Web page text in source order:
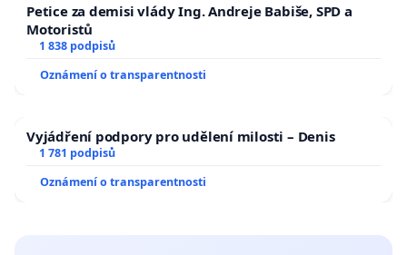
Petice za demisi vlády Ing. Andreje Babiše, SPD a
Motoristů
1 838 podpisů
Oznámení o transparentnosti
Vyjádření podpory pro udělení milosti – Denis
1 781 podpisů
Oznámení o transparentnosti